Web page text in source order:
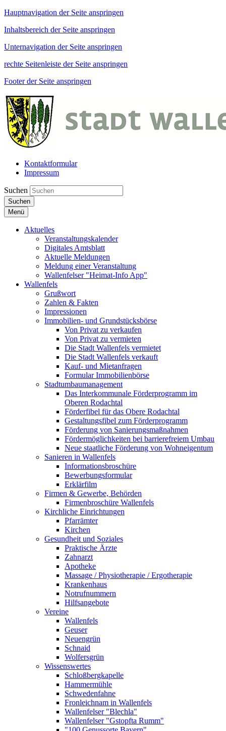
Hauptnavigation der Seite anspringen
Inhaltsbereich der Seite anspringen
Unternavigation der Seite anspringen
rechte Seitenleiste der Seite anspringen
Footer der Seite anspringen
Kontaktformular
Impressum
Suchen
Suchen
Menü
Aktuelles
Veranstaltungskalender
Digitales Amtsblatt
Aktuelle Meldungen
Meldung einer Veranstaltung
Wallenfelser "Heimat-Info App"
Wallenfels
Grußwort
Zahlen & Fakten
Impressionen
Immobilien- und Grundstücksbörse
Von Privat zu verkaufen
Von Privat zu vermieten
Die Stadt Wallenfels vermietet
Die Stadt Wallenfels verkauft
Kauf- und Mietanfragen
Formular Immobilienbörse
Stadtumbaumanagement
Das Interkommunale Förderprogramm im
Oberen Rodachtal
Förderfibel für das Obere Rodachtal
Gestaltungsfibel zum Förderprogramm
Förderung von Sanierungsmaßnahmen
Fördermöglichkeiten bei barrierefreiem Umbau
Neue staatliche Förderung von Wohneigentum
Sanieren in Wallenfels
Informationsbroschüre
Bewerbungsformular
Erklärfilm
Firmen & Gewerbe, Behörden
Firmenbroschüre Wallenfels
Kirchliche Einrichtungen
Pfarrämter
Kirchen
Gesundheit und Soziales
Praktische Ärzte
Zahnarzt
Apotheke
Massage / Physiotherapie / Ergotherapie
Krankenhaus
Notrufnummern
Hilfsangebote
Vereine
Wallenfels
Geuser
Neuengrün
Schnaid
Wolfersgrün
Wissenswertes
Schloßbergkapelle
Hammermühle
Schwedenfahne
Fronleichnam in Wallenfels
Wallenfelser "Blechla"
Wallenfelser "Gstopfta Rumm"